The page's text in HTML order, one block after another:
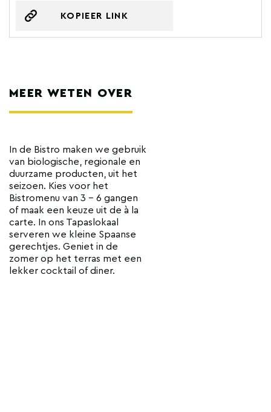
KOPIEER LINK
MEER WETEN OVER
In de Bistro maken we gebruik
van biologische, regionale en
duurzame producten, uit het
seizoen. Kies voor het
Bistromenu van 3 - 6 gangen
of maak een keuze uit de à la
carte. In ons Tapaslokaal
serveren we kleine Spaanse
gerechtjes. Geniet in de
zomer op het terras met een
lekker cocktail of diner.